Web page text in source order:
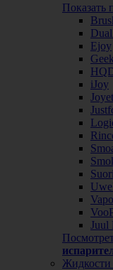
Показать
Ejoy
iJoy
Juul